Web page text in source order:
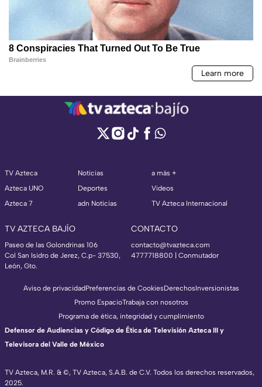
TV Azteca
Azteca UNO
Azteca 7
Noticias
Deportes
adn Noticias
a más +
Videos
TV Azteca Internacional
TV AZTECA BAJÍO
Paseo de las Golondrinas 106
Col San Isidro de Jerez, C.p- 37530,
León, Gto.
CONTACTO
contacto@tvazteca.com
4777718800 | Conmutador
TV Azteca, M.R. & ©, TV Azteca, S.A.B. de C.V. Todos los derechos reservados,
2025.
Aviso de privacidadPreferencias de CookiesDerechosInversionistas
Promo EspacioTrabaja con nosotros
Programa de ética, integridad y cumplimiento
Defensor de Audiencias y Código de Ética de Televisión Azteca III y
Televisora del Valle de México